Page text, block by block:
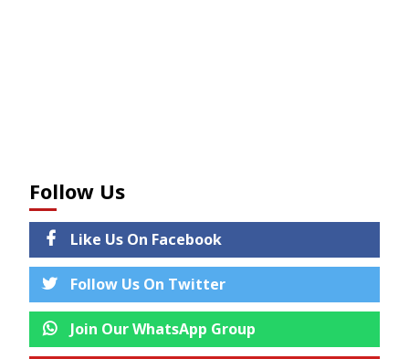
Follow Us
Like Us On Facebook
Follow Us On Twitter
Join Our WhatsApp Group